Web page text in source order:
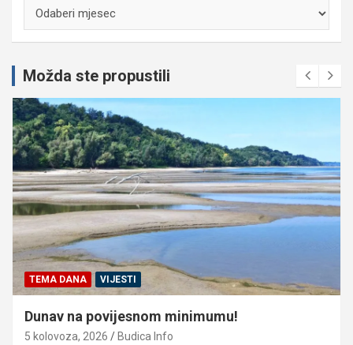
Možda ste propustili
TEMA DANA VIJESTI
Dunav na povijesnom minimumu!
5 kolovoza, 2026 Budica Info